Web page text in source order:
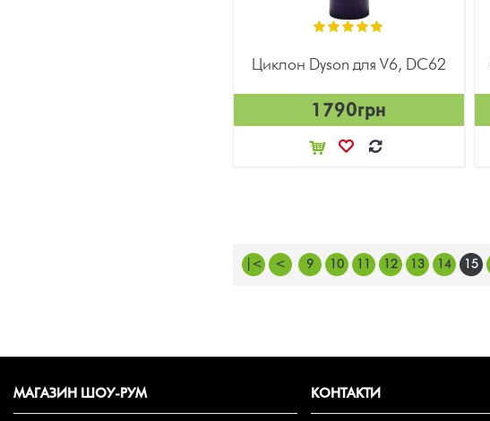
Циклон Dyson для V6, DC62
1790грн
|< < 9 10 11 12 13 14 15
МАГАЗИН ШОУ-РУМ КОНТАКТИ